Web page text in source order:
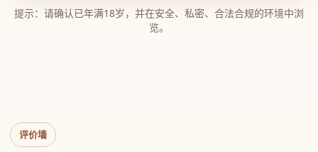
提示：请确认已年满18岁，并在安全、私密、合法合规的环境中浏
览。
评价墙